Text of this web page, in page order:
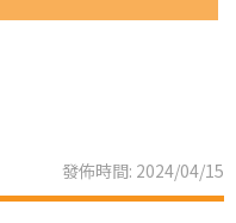
發佈時間: 2024/04/15